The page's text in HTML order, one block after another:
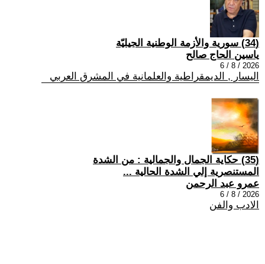
(34) سورية والأزمة الوطنية الجيليّة
ياسين الحاج صالح
2026 / 8 / 6
اليسار , الديمقراطية والعلمانية في المشرق العربي
(35) حكاية الجمال والجمالية : من الشدة
المستنصرية إلي الشدة الحالية ...
عمرو عبد الرحمن
2026 / 8 / 6
الادب والفن